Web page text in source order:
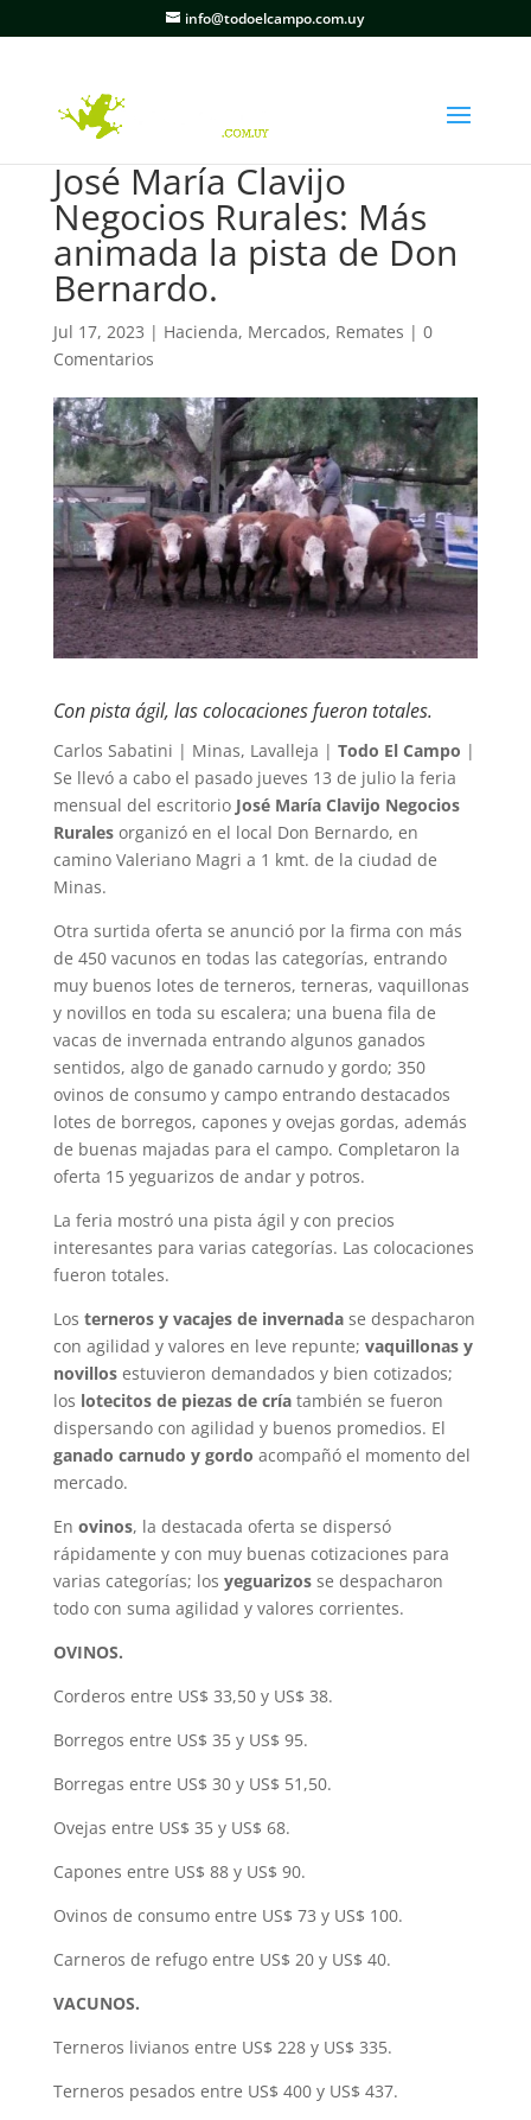
info@todoelcampo.com.uy
José María Clavijo
Negocios Rurales: Más
animada la pista de Don
Bernardo.
Jul 17, 2023 | Hacienda, Mercados, Remates | 0
Comentarios
Con pista ágil, las colocaciones fueron totales.
Carlos Sabatini | Minas, Lavalleja | Todo El Campo |
Se llevó a cabo el pasado jueves 13 de julio la feria
mensual del escritorio José María Clavijo Negocios
Ruralesorganizó en el local Don Bernardo, en
camino Valeriano Magri a 1 kmt. de la ciudad de
Minas.
Otra surtida oferta se anunció por la firma con más
de 450 vacunos en todas las categorías, entrando
muy buenos lotes de terneros, terneras, vaquillonas
y novillos en toda su escalera; una buena fila de
vacas de invernada entrando algunos ganados
sentidos, algo de ganado carnudo y gordo; 350
ovinos de consumo y campo entrando destacados
lotes de borregos, capones y ovejas gordas, además
de buenas majadas para el campo. Completaron la
oferta 15 yeguarizos de andar y potros.
La feria mostró una pista ágil y con precios
interesantes para varias categorías. Las colocaciones
fueron totales.
Los terneros y vacajes de invernadase despacharon
con agilidad y valores en leve repunte; vaquillonas y
novillosestuvieron demandados y bien cotizados;
los lotecitos de piezas de críatambién se fueron
dispersando con agilidad y buenos promedios. El
ganado carnudo y gordo acompañó el momento del
mercado.
En ovinos, la destacada oferta se dispersó
rápidamente y con muy buenas cotizaciones para
varias categorías; los yeguarizosse despacharon
todo con suma agilidad y valores corrientes.
OVINOS.
Corderos entre US$ 33,50 y US$ 38.
Borregos entre US$ 35 y US$ 95.
Borregas entre US$ 30 y US$ 51,50.
Ovejas entre US$ 35 y US$ 68.
Capones entre US$ 88 y US$ 90.
Ovinos de consumo entre US$ 73 y US$ 100.
Carneros de refugo entre US$ 20 y US$ 40.
VACUNOS.
Terneros livianos entre US$ 228 y US$ 335.
Terneros pesados entre US$ 400 y US$ 437.